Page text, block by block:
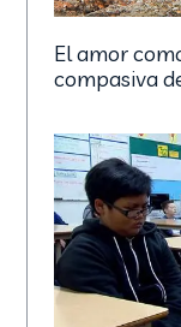
El amor
compasiva